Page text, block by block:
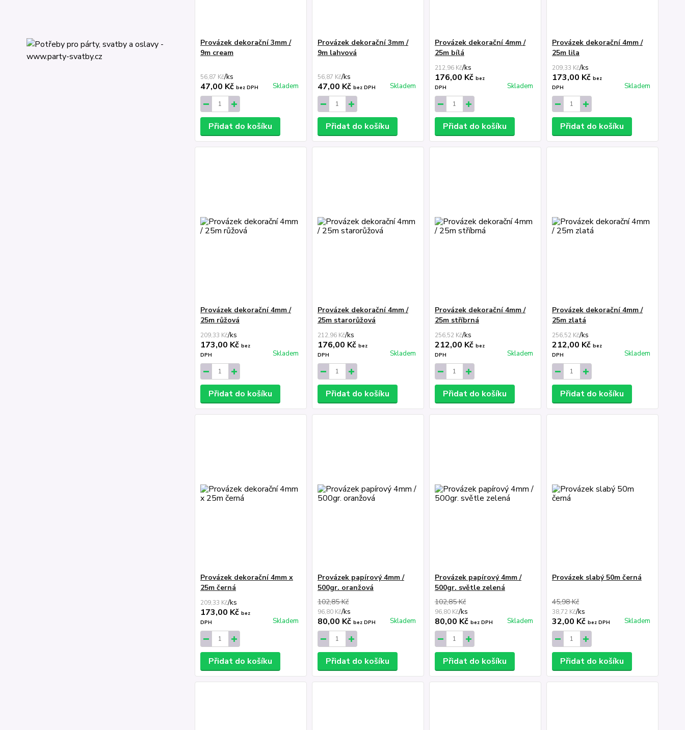
Provázek dekorační 3mm /
9m cream
56,87 Kč/ks
47,00 Kč bez DPH Skladem
Přidat do košíku
Provázek dekorační 3mm /
9m lahvová
56,87 Kč/ks
47,00 Kč bez DPH Skladem
Přidat do košíku
Provázek dekorační 4mm /
25m bílá
212,96 Kč/ks
176,00 Kč bez
DPH
Skladem
Přidat do košíku
Provázek dekorační 4mm /
25m lila
209,33 Kč/ks
173,00 Kč bez
DPH
Skladem
Přidat do košíku
Provázek dekorační 4mm /
25m růžová
209,33 Kč/ks
173,00 Kč bez
DPH
Skladem
Přidat do košíku
Provázek dekorační 4mm /
25m starorůžová
212,96 Kč/ks
176,00 Kč bez
DPH
Skladem
Přidat do košíku
Provázek dekorační 4mm /
25m stříbrná
256,52 Kč/ks
212,00 Kč bez
DPH
Skladem
Přidat do košíku
Provázek dekorační 4mm /
25m zlatá
256,52 Kč/ks
212,00 Kč bez
DPH
Skladem
Přidat do košíku
Provázek dekorační 4mm x
25m černá
209,33 Kč/ks
173,00 Kč bez
DPH
Skladem
Přidat do košíku
Provázek papírový 4mm /
500gr. oranžová
102,85 Kč
96,80 Kč/ks
80,00 Kč bez DPH Skladem
Přidat do košíku
Provázek papírový 4mm /
500gr. světle zelená
102,85 Kč
96,80 Kč/ks
80,00 Kč bez DPH Skladem
Přidat do košíku
Provázek slabý 50m černá
45,98 Kč
38,72 Kč/ks
32,00 Kč bez DPH Skladem
Přidat do košíku